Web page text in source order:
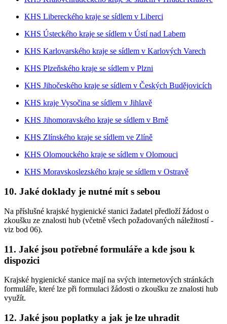
KHS Libereckého kraje se sídlem v Liberci
KHS Ústeckého kraje se sídlem v Ústí nad Labem
KHS Karlovarského kraje se sídlem v Karlových Varech
KHS Plzeňského kraje se sídlem v Plzni
KHS Jihočeského kraje se sídlem v Českých Budějovicích
KHS kraje Vysočina se sídlem v Jihlavě
KHS Jihomoravského kraje se sídlem v Brně
KHS Zlínského kraje se sídlem ve Zlíně
KHS Olomouckého kraje se sídlem v Olomouci
KHS Moravskoslezského kraje se sídlem v Ostravě
10. Jaké doklady je nutné mít s sebou
Na příslušné krajské hygienické stanici žadatel předloží žádost o
zkoušku ze znalosti hub (včetně všech požadovaných náležitostí -
viz bod 06).
11. Jaké jsou potřebné formuláře a kde jsou k
dispozici
Krajské hygienické stanice mají na svých internetových stránkách
formuláře, které lze při formulaci žádosti o zkoušku ze znalosti hub
využít.
12. Jaké jsou poplatky a jak je lze uhradit